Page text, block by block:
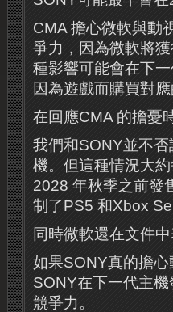
CMA 擔心微軟與動
爭力，因為微軟將
種影響可能會在下
因為遊戲而購買對應
在回應CMA 的擔憂
我們和SONY並不
機。但這種情況大
2028 年秋季之前發
制了PS5 和Xbox
同時微軟還在文件
如果SONY真的擔
SONY在下一代主
競爭力。